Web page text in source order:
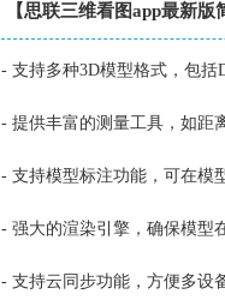
【思联三维看图app最新版
- 支持多种3D模型格式，包括
- 提供丰富的测量工具，如距
- 支持模型标注功能，可在模
- 强大的渲染引擎，确保模型
- 支持云同步功能，方便多设